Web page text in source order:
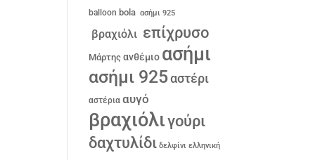
balloon bola ασήμι 925
βραχιόλι επίχρυσο
Μάρτης ανθέμιο ασήμι
ασήμι 925αστέρι
αστέρια αυγό
βραχιόλιγούρι
δαχτυλίδι δελφίνι ελληνική